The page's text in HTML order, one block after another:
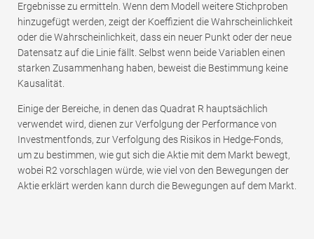
Ergebnisse zu ermitteln. Wenn dem Modell weitere Stichproben
hinzugefügt werden, zeigt der Koeffizient die Wahrscheinlichkeit
oder die Wahrscheinlichkeit, dass ein neuer Punkt oder der neue
Datensatz auf die Linie fällt. Selbst wenn beide Variablen einen
starken Zusammenhang haben, beweist die Bestimmung keine
Kausalität.
Einige der Bereiche, in denen das Quadrat R hauptsächlich
verwendet wird, dienen zur Verfolgung der Performance von
Investmentfonds, zur Verfolgung des Risikos in Hedge-Fonds,
um zu bestimmen, wie gut sich die Aktie mit dem Markt bewegt,
wobei R2 vorschlagen würde, wie viel von den Bewegungen der
Aktie erklärt werden kann durch die Bewegungen auf dem Markt.